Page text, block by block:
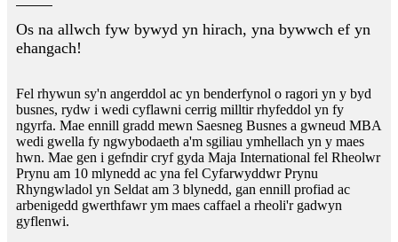
Os na allwch fyw bywyd yn hirach, yna bywwch ef yn
ehangach!
Fel rhywun sy'n angerddol ac yn benderfynol o ragori yn y byd
busnes, rydw i wedi cyflawni cerrig milltir rhyfeddol yn fy
ngyrfa. Mae ennill gradd mewn Saesneg Busnes a gwneud MBA
wedi gwella fy ngwybodaeth a'm sgiliau ymhellach yn y maes
hwn. Mae gen i gefndir cryf gyda Maja International fel Rheolwr
Prynu am 10 mlynedd ac yna fel Cyfarwyddwr Prynu
Rhyngwladol yn Seldat am 3 blynedd, gan ennill profiad ac
arbenigedd gwerthfawr ym maes caffael a rheoli'r gadwyn
gyflenwi.